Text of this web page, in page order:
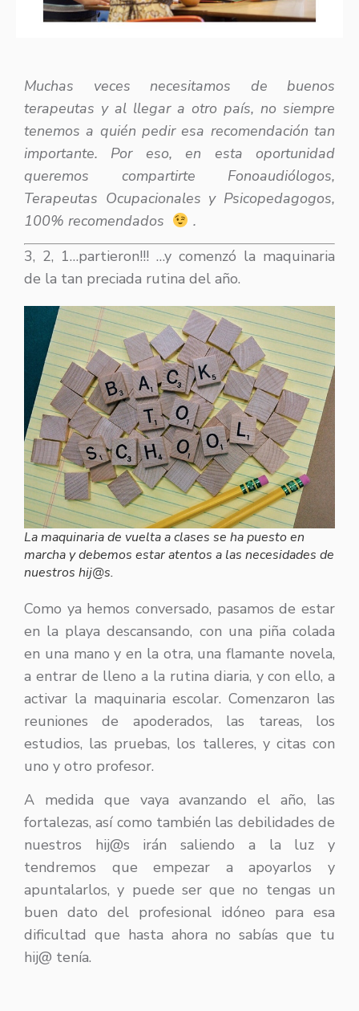
Muchas veces necesitamos de buenos
terapeutas y al llegar a otro país, no siempre
tenemos a quién pedir esa recomendación tan
importante. Por eso, en esta oportunidad
queremos compartirte Fonoaudiólogos,
Terapeutas Ocupacionales y Psicopedagogos,
100% recomendados
.
3, 2, 1…partieron!!! …y comenzó la maquinaria
de la tan preciada rutina del año.
La maquinaria de vuelta a clases se ha puesto en
marcha y debemos estar atentos a las necesidades de
nuestros hij@s.
Como ya hemos conversado, pasamos de estar
en la playa descansando, con una piña colada
en una mano y en la otra, una flamante novela,
a entrar de lleno a la rutina diaria, y con ello, a
activar la maquinaria escolar. Comenzaron las
reuniones de apoderados, las tareas, los
estudios, las pruebas, los talleres, y citas con
uno y otro profesor.
A medida que vaya avanzando el año, las
fortalezas, así como también las debilidades de
nuestros hij@s irán saliendo a la luz y
tendremos que empezar a apoyarlos y
apuntalarlos, y puede ser que no tengas un
buen dato del profesional idóneo para esa
dificultad que hasta ahora no sabías que tu
hij@ tenía.